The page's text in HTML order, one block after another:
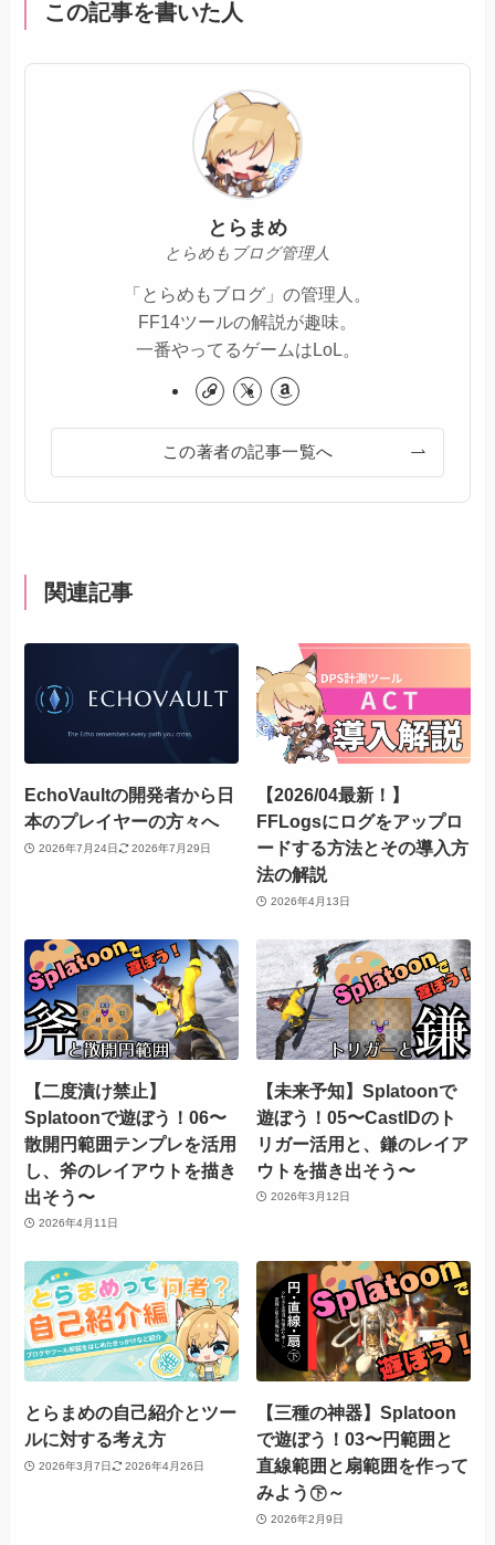
この記事を書いた人
とらまめ
とらめもブログ管理人
「とらめもブログ」の管理人。
FF14ツールの解説が趣味。
一番やってるゲームはLoL。
この著者の記事一覧へ
関連記事
EchoVaultの開発者から日
本のプレイヤーの方々へ
2026年7月24日 2026年7月29日
【2026/04最新！】
FFLogsにログをアップロ
ードする方法とその導入方
法の解説
2026年4月13日
【二度漬け禁止】
Splatoonで遊ぼう！06〜
散開円範囲テンプレを活用
し、斧のレイアウトを描き
出そう〜
2026年4月11日
【未来予知】Splatoonで
遊ぼう！05〜CastIDのト
リガー活用と、鎌のレイア
ウトを描き出そう〜
2026年3月12日
とらまめの自己紹介とツー
ルに対する考え方
2026年3月7日 2026年4月26日
【三種の神器】Splatoon
で遊ぼう！03〜円範囲と
直線範囲と扇範囲を作って
みよう㊦～
2026年2月9日